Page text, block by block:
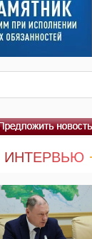
ИНТЕРВЬЮ